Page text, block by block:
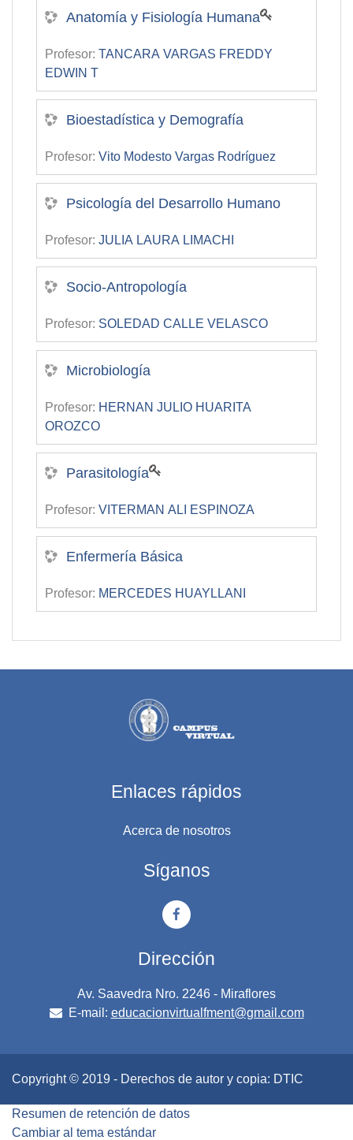
Anatomía y Fisiología Humana
Profesor: TANCARA VARGAS FREDDY
EDWIN T
Bioestadística y Demografía
Profesor: Vito Modesto Vargas Rodríguez
Psicología del Desarrollo Humano
Profesor: JULIA LAURA LIMACHI
Socio-Antropología
Profesor: SOLEDAD CALLE VELASCO
Microbiología
Profesor: HERNAN JULIO HUARITA
OROZCO
Parasitología
Profesor: VITERMAN ALI ESPINOZA
Enfermería Básica
Profesor: MERCEDES HUAYLLANI
Enlaces rápidos
Acerca de nosotros
Síganos
Dirección
Av. Saavedra Nro. 2246 - Miraflores
E-mail: educacionvirtualfment@gmail.com
Copyright © 2019 - Derechos de autor y copia: DTIC
Resumen de retención de datos
Cambiar al tema estándar